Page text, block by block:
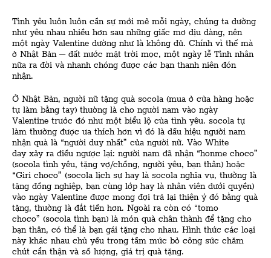
Tình yêu luôn luôn cần sự mới mẻ mỗi ngày, chúng ta dường
như yêu nhau nhiều hơn sau những giấc mơ dịu dàng, nên
một ngày Valentine dường như là không đủ. Chính vì thế mà
ở Nhật Bản – đất nước mặt trời mọc, một ngày lễ Tình nhân
nữa ra đời và nhanh chóng được các bạn thanh niên đón
nhận.
Ở Nhật Bản, người nữ tặng quà socola (mua ở cửa hàng hoặc
tự làm bằng tay) thường là cho người nam vào ngày
Valentine trước đó như một biểu lộ của tình yêu. socola tự
làm thường được ưa thích hơn vì đó là dấu hiệu người nam
nhận quà là “người duy nhất” của người nữ. Vào White
day xảy ra điều ngược lại: người nam đã nhận “honme choco”
(socola tình yêu, tặng vợ/chồng, người yêu, bạn thân) hoặc
“Giri choco” (socola lịch sự hay là socola nghĩa vụ, thường là
tặng đồng nghiệp, bạn cùng lớp hay là nhân viên dưới quyền)
vào ngày Valentine được mong đợi trả lại thiện ý đó bằng quà
tặng, thường là đắt tiền hơn. Ngoài ra còn có “tomo
choco” (socola tình bạn) là món quà chân thành để tặng cho
bạn thân, có thể là bạn gái tặng cho nhau. Hình thức các loại
này khác nhau chủ yếu trong tầm mức bỏ công sức chăm
chút cẩn thận và số lượng, giá trị quà tặng.